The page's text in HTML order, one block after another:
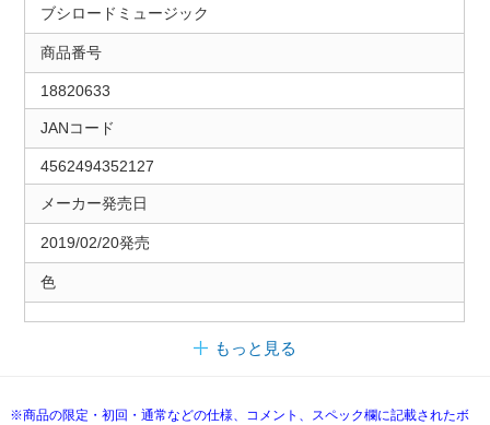
ブシロードミュージック
商品番号
18820633
JANコード
4562494352127
メーカー発売日
2019/02/20発売
色
もっと見る
※商品の限定・初回・通常などの仕様、コメント、スペック欄に記載されたボ